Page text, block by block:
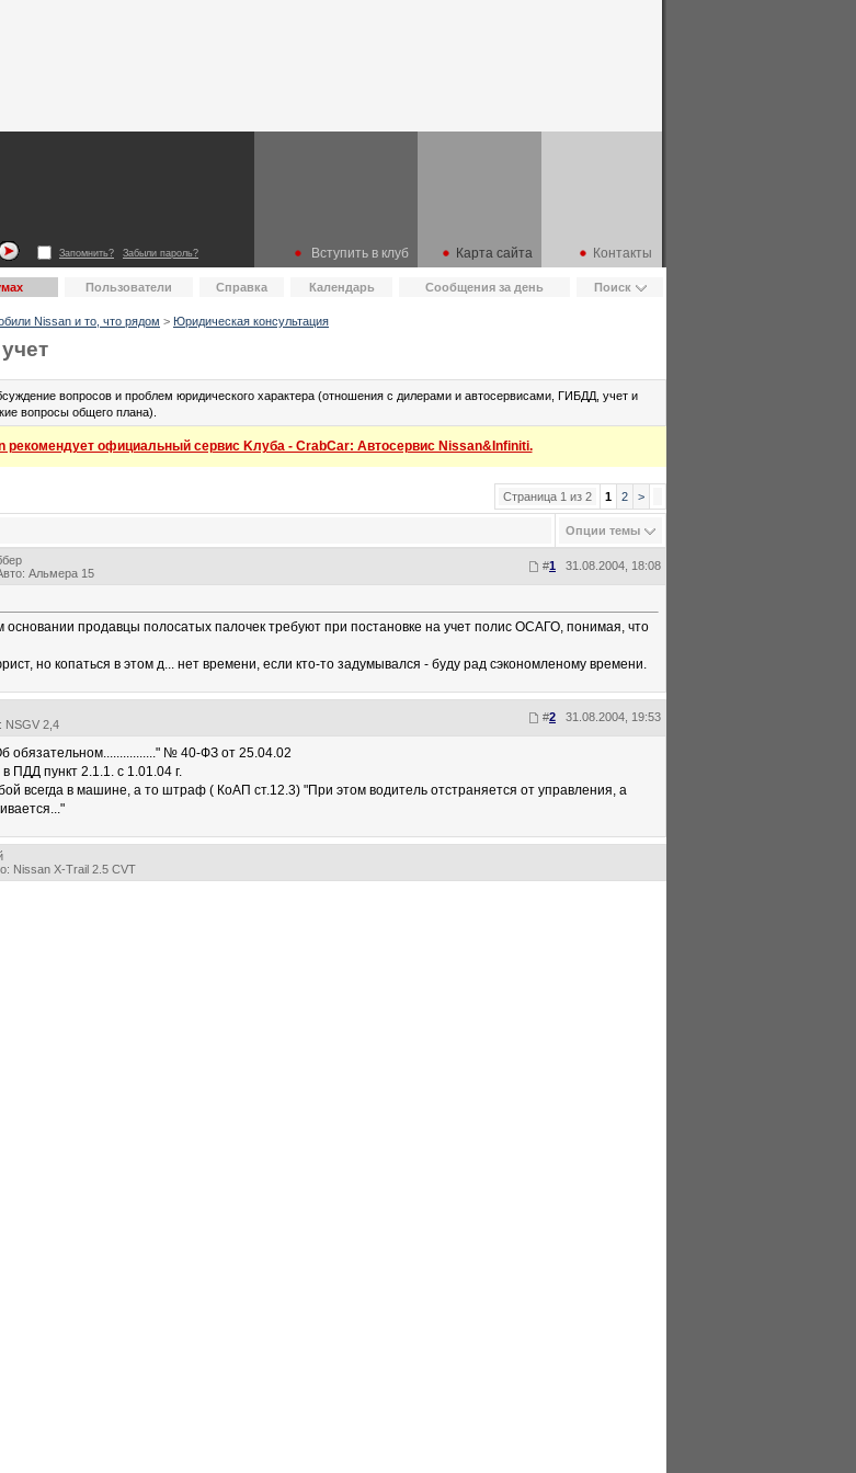
Запомнить? Забыли пароль? Вступить в клуб Карта сайта
Контакты
Пользователи Справка Календарь Сообщения за день Поиск
Nissan и то, что рядом > Юридическая консультация
вопросов и проблем юридического характера (отношения с дилерами и автосервисами, ГИБДД, учет и
вопросы общего плана).
рекомендует официальный сервис Kлуба - CrabCar: Автосервис Nissan&Infiniti.
Страница 1 из 2 1 2 >
Опции темы
Альмера 15
#1 31.08.2004, 18:08
основании продавцы полосатых палочек требуют при постановке на учет полис ОСАГО, понимая, что
но копаться в этом д... нет времени, если кто-то задумывался - буду рад сэкономленому времени.
NSGV 2,4
#2 31.08.2004, 19:53
обязательном................" № 40-ФЗ от 25.04.02
ПДД пункт 2.1.1. с 1.01.04 г.
всегда в машине, а то штраф ( КоАП ст.12.3) "При этом водитель отстраняется от управления, а
Nissan X-Trail 2.5 CVT